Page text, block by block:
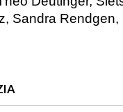
Sandra